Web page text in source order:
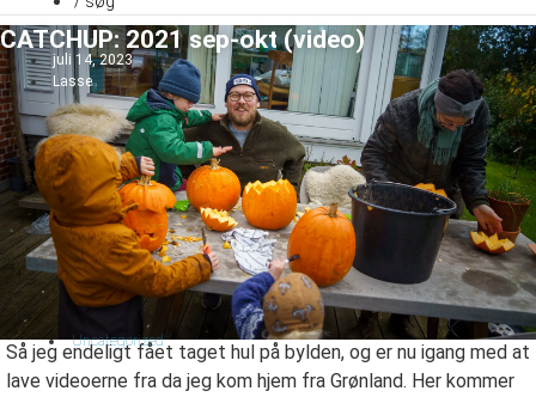
CATCHUP: 2021 sep-okt (video)
juli 14, 2023
Lasse
Uncategorized
Så jeg endeligt fået taget hul på bylden, og er nu igang med at
lave videoerne fra da jeg kom hjem fra Grønland. Her kommer